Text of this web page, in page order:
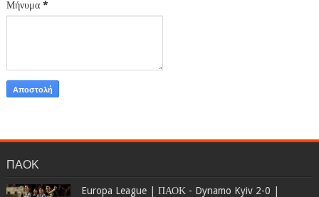
Μήνυμα *
ΠΑΟΚ
Europa League | ΠΑΟΚ - Dynamo Kyiv 2-0 |